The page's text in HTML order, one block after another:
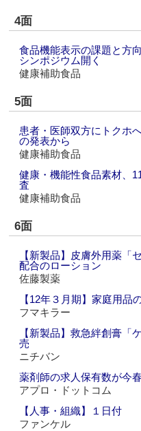
4面
食品機能表示の課題と方
シンポジウム開く
健康補助食品
5面
患者・医師双方にトクホ
の発表から
健康補助食品
健康・機能性食品素材、
査
健康補助食品
6面
【新製品】皮膚外用薬「
配合のローション
佐藤製薬
【12年３月期】家庭用品
フマキラー
【新製品】救急絆創膏「
売
ニチバン
薬剤師の求人保有数が今
アプロ・ドットコム
【人事・組織】１日付
ファンケル